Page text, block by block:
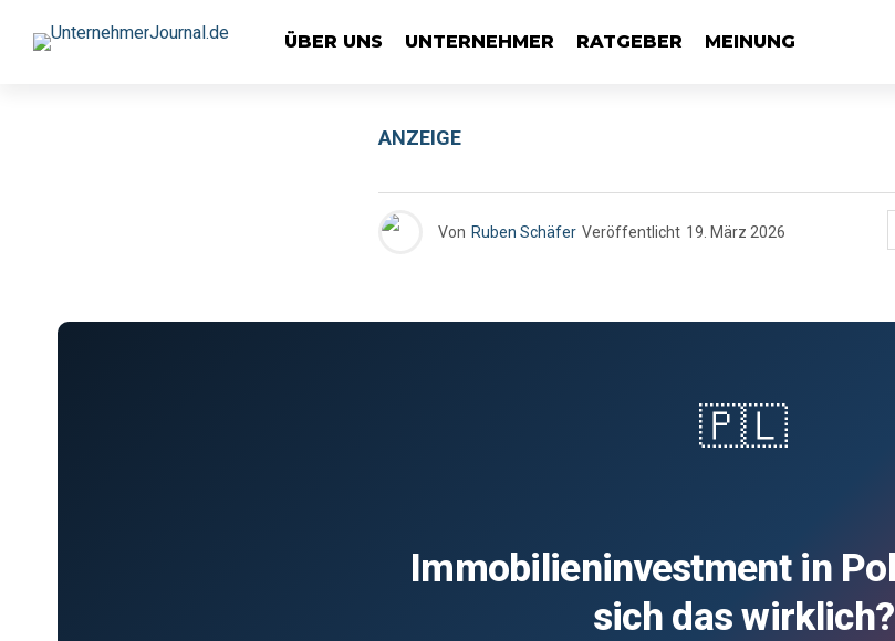
ÜBER UNS UNTERNEHMER RATGEBER MEINUNG
ANZEIGE
Von Ruben Schäfer Veröffentlicht 19. März 2026
🇵🇱
Immobilieninvestment in
sich das wirklich?